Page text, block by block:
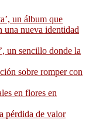
un álbum que
una nueva identidad
un sencillo donde la
sobre romper con
en flores en
pérdida de valor